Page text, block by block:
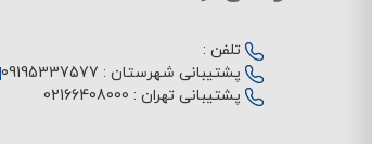
تلفن :
پشتیبانی شهرستان : 09195337577
پشتیبانی تهران : 02166408000